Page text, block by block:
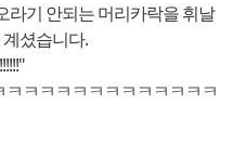
라기 안되는 머리카락을 휘날
셨습니다.
ㅋㅋㅋㅋㅋㅋㅋㅋㅋㅋㅋㅋ